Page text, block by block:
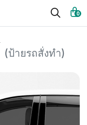
0
(ป้ายรถสั่งทำ)